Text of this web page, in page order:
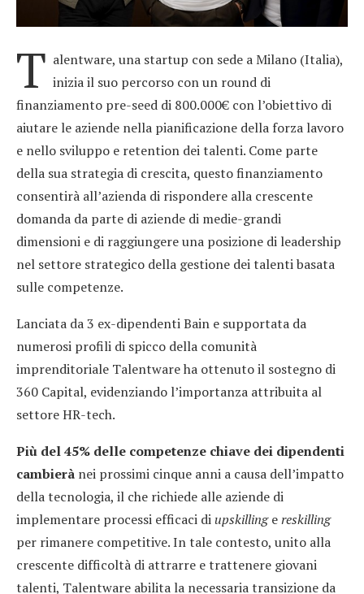
T alentware, una startup con sede a Milano (Italia),
inizia il suo percorso con un round di
finanziamento pre-seed di 800.000€ con l’obiettivo di
aiutare le aziende nella pianificazione della forza lavoro
e nello sviluppo e retention dei talenti. Come parte
della sua strategia di crescita, questo finanziamento
consentirà all’azienda di rispondere alla crescente
domanda da parte di aziende di medie-grandi
dimensioni e di raggiungere una posizione di leadership
nel settore strategico della gestione dei talenti basata
sulle competenze.
Lanciata da 3 ex-dipendenti Bain e supportata da
numerosi profili di spicco della comunità
imprenditoriale Talentware ha ottenuto il sostegno di
360 Capital, evidenziando l’importanza attribuita al
settore HR-tech.
Più del 45% delle competenze chiave dei dipendenti
cambierà nei prossimi cinque anni a causa dell’impatto
della tecnologia, il che richiede alle aziende di
implementare processi efficaci diupskillingereskilling
per rimanere competitive. In tale contesto, unito alla
crescente difficoltà di attrarre e trattenere giovani
talenti, Talentware abilita la necessaria transizione da